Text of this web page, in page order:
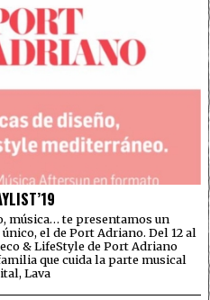
música… te presentamos un
el de Port Adriano. Del 12 al
& LifeStyle de Port Adriano
que cuida la parte musical
Lava